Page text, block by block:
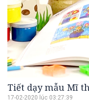
Tiết dạy mẫu Mĩ
17-02-2020 lúc 03:27:39